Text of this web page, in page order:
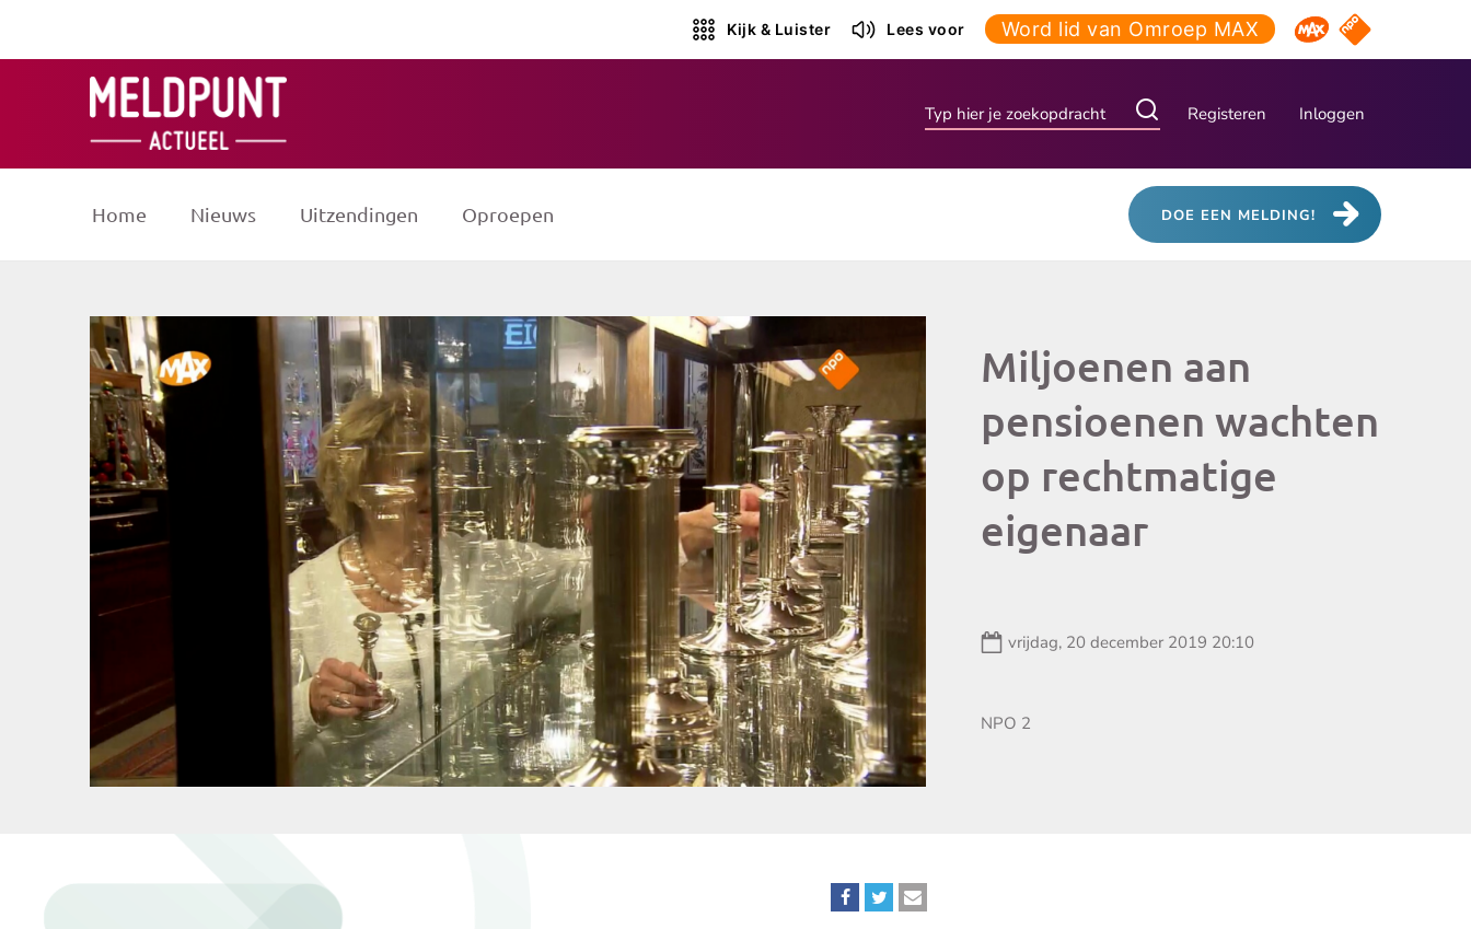
Kijk & Luister Lees voor Word lid van Omroep MAX Omroep MAX
NPO Start
Registeren Inloggen
Home Nieuws Uitzendingen Oproepen DOE EEN MELDING!
Miljoenen aan
pensioenen wachten
op rechtmatige
eigenaar
Datum:
vrijdag, 20 december 2019 20:10
Zender:
NPO 2
DeelDeelDeel